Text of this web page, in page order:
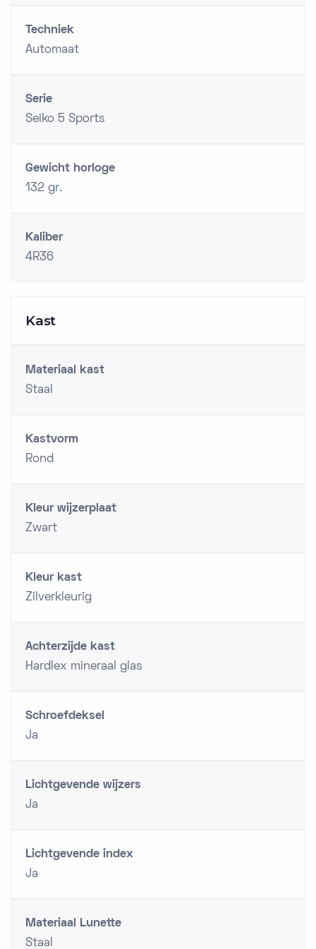
Techniek
Automaat
Serie
Seiko 5 Sports
Gewicht horloge
132 gr.
Kaliber
4R36
Kast
Materiaal kast
Staal
Kastvorm
Rond
Kleur wijzerplaat
Zwart
Kleur kast
Zilverkleurig
Achterzijde kast
Hardlex mineraal glas
Schroefdeksel
Ja
Lichtgevende wijzers
Ja
Lichtgevende index
Ja
Materiaal Lunette
Staal